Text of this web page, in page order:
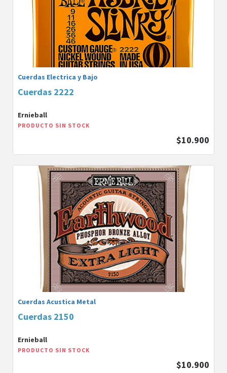
Cuerdas Electrica y Bajo
Cuerdas 2222
Ernieball
PRODUCTO SIN STOCK
$10.900
Cuerdas Acustica Metal
Cuerdas 2150
Ernieball
PRODUCTO SIN STOCK
$10.900